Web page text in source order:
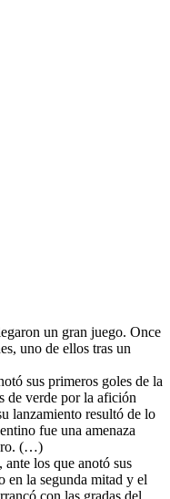
un gran juego. Once
uno de ellos tras un
sus primeros goles de la
de verde por la afición
lanzamiento resultó de lo
fue una amenaza
(…)
los que anotó sus
en la segunda mitad y el
con las gradas del